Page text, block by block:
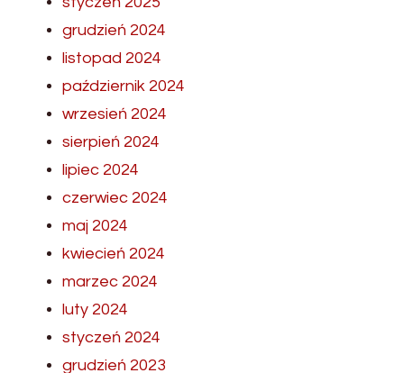
grudzień 2024
listopad 2024
październik 2024
wrzesień 2024
sierpień 2024
lipiec 2024
czerwiec 2024
maj 2024
kwiecień 2024
marzec 2024
luty 2024
styczeń 2024
grudzień 2023